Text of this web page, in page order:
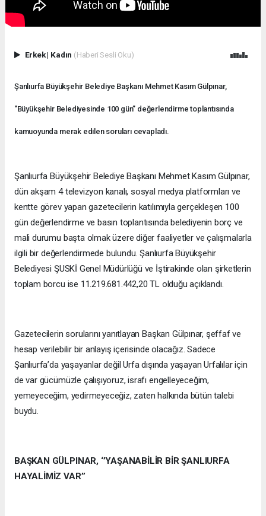
Erkek| Kadın (Haberi Sesli Oku)
Şanlıurfa Büyükşehir Belediye Başkanı Mehmet Kasım Gülpınar,
‘’Büyükşehir Belediyesinde 100 gün’’ değerlendirme toplantısında
kamuoyunda merak edilen soruları cevapladı.
Şanlıurfa Büyükşehir Belediye Başkanı Mehmet Kasım Gülpınar,
dün akşam 4 televizyon kanalı, sosyal medya platformları ve
kentte görev yapan gazetecilerin katılımıyla gerçekleşen 100
gün değerlendirme ve basın toplantısında belediyenin borç ve
mali durumu başta olmak üzere diğer faaliyetler ve çalışmalarla
ilgili bir değerlendirmede bulundu. Şanlıurfa Büyükşehir
Belediyesi ŞUSKİ Genel Müdürlüğü ve İştirakinde olan şirketlerin
toplam borcu ise 11.219.681.442,20 TL olduğu açıklandı.
Gazetecilerin sorularını yanıtlayan Başkan Gülpınar, şeffaf ve
hesap verilebilir bir anlayış içerisinde olacağız. Sadece
Şanlıurfa’da yaşayanlar değil Urfa dışında yaşayan Urfalılar için
de var gücümüzle çalışıyoruz, israfı engelleyeceğim,
yemeyeceğim, yedirmeyeceğiz, zaten halkında bütün talebi
buydu.
BAŞKAN GÜLPINAR, ‘’YAŞANABİLİR BİR ŞANLIURFA
HAYALİMİZ VAR’’